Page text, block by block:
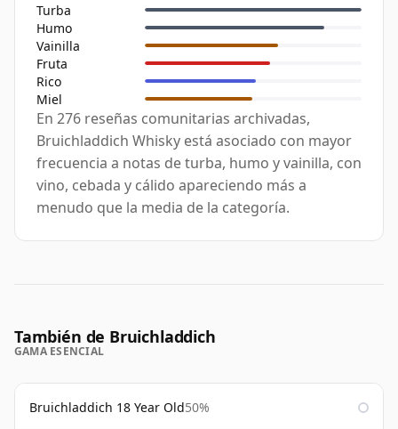
Turba
Humo
Vainilla
Fruta
Rico
Miel
En 276 reseñas comunitarias archivadas,
Bruichladdich Whisky está asociado con mayor
frecuencia a notas de turba, humo y vainilla, con
vino, cebada y cálido apareciendo más a
menudo que la media de la categoría.
También de Bruichladdich
GAMA ESENCIAL
Bruichladdich 18 Year Old50%